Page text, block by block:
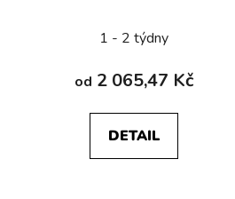
R.1/R.3/R.8
1 - 2 týdny
od 2 065,47 Kč
DETAIL